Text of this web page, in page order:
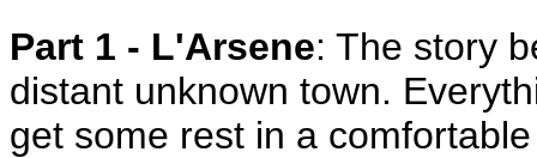
Part 1 - L'Arsene: The story
distant unknown town.
get some rest in a